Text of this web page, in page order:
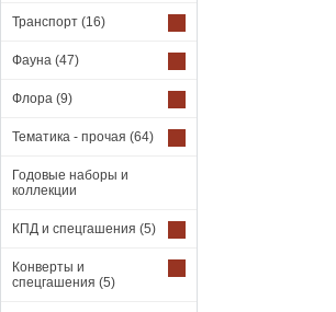
Транспорт (16)
Фауна (47)
Флора (9)
Тематика - прочая (64)
Годовые наборы и
коллекции
КПД и спецгашения (5)
Конверты и
спецгашения (5)